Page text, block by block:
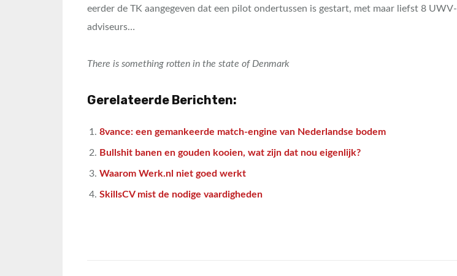
eerder de TK aangegeven dat een pilot ondertussen is gestart, met maar liefst 8 UWV-
adviseurs…
There is something rotten in the state of Denmark
Gerelateerde Berichten:
8vance: een gemankeerde match-engine van Nederlandse bodem
Bullshit banen en gouden kooien, wat zijn dat nou eigenlijk?
Waarom Werk.nl niet goed werkt
SkillsCV mist de nodige vaardigheden